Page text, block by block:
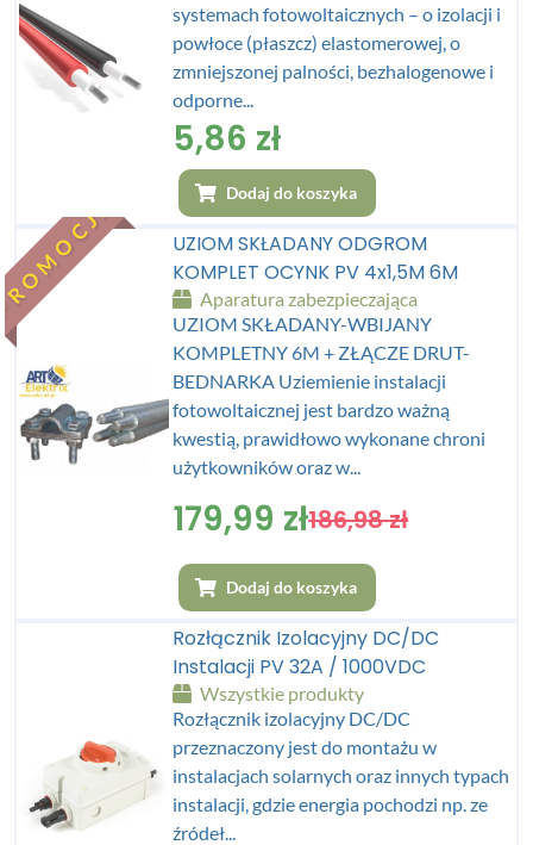
systemach fotowoltaicznych – o izolacji i
powłoce (płaszcz) elastomerowej, o
zmniejszonej palności, bezhalogenowe i
odporne...
5,86 zł
Dodaj do koszyka
UZIOM SKŁADANY ODGROM
KOMPLET OCYNK PV 4x1,5M 6M
Aparatura zabezpieczająca
UZIOM SKŁADANY-WBIJANY
KOMPLETNY 6M + ZŁĄCZE DRUT-
BEDNARKA Uziemienie instalacji
fotowoltaicznej jest bardzo ważną
kwestią, prawidłowo wykonane chroni
użytkowników oraz w...
186,98zł
179,99 zł
Dodaj do koszyka
Rozłącznik Izolacyjny DC/DC
Instalacji PV 32A / 1000VDC
Wszystkie produkty
Rozłącznik izolacyjny DC/DC
przeznaczony jest do montażu w
instalacjach solarnych oraz innych typach
instalacji, gdzie energia pochodzi np. ze
źródeł...